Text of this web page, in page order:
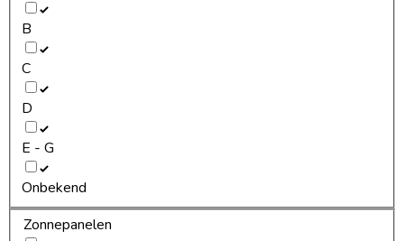
B
C
D
E - G
Onbekend
Zonnepanelen